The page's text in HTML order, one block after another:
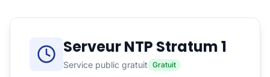
Serveur NTP Stratum 1
Service public gratuit Gratuit